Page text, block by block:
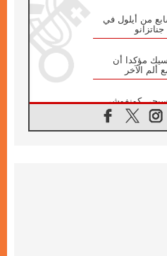
من أيلول في
مؤكدا أن
ألم الآخر
كونفوشي
بين الأديان